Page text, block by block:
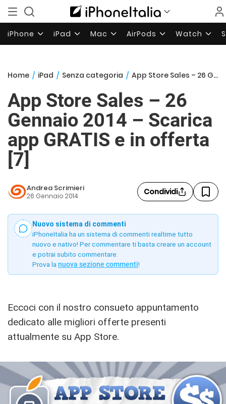
iPhone iPad Mac AirPods Watch
Home / iPad / Senza categoria / App Store Sales – 26 Gennaio 2014 – Scarica app GRATIS e in offerta [7]
App Store Sales – 26
Gennaio 2014 – Scarica
app GRATIS e in offerta
[7]
Andrea Scrimieri
26 Gennaio 2014 Condividi
Nuovo sistema di commenti
iPhoneItalia ha un sistema di commenti realtime tutto
nuovo e nativo! Per commentare ti basta creare un account
e potrai subito commentare.
Prova la nuova sezione commenti!
Eccoci con il nostro consueto appuntamento
dedicato alle migliori offerte presenti
attualmente su App Store.